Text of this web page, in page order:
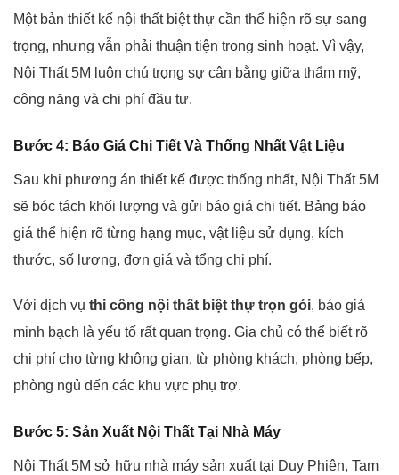
Một bản thiết kế nội thất biệt thự cần thể hiện rõ sự sang
trọng, nhưng vẫn phải thuận tiện trong sinh hoạt. Vì vậy,
Nội Thất 5M luôn chú trọng sự cân bằng giữa thẩm mỹ,
công năng và chi phí đầu tư.
Bước 4: Báo Giá Chi Tiết Và Thống Nhất Vật Liệu
Sau khi phương án thiết kế được thống nhất, Nội Thất 5M
sẽ bóc tách khối lượng và gửi báo giá chi tiết. Bảng báo
giá thể hiện rõ từng hạng mục, vật liệu sử dụng, kích
thước, số lượng, đơn giá và tổng chi phí.
Với dịch vụ thi công nội thất biệt thự trọn gói, báo giá
minh bạch là yếu tố rất quan trọng. Gia chủ có thể biết rõ
chi phí cho từng không gian, từ phòng khách, phòng bếp,
phòng ngủ đến các khu vực phụ trợ.
Bước 5: Sản Xuất Nội Thất Tại Nhà Máy
Nội Thất 5M sở hữu nhà máy sản xuất tại Duy Phiên, Tam